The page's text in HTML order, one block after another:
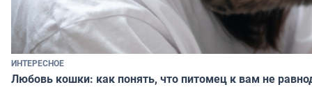
ИНТЕРЕСНОЕ
Любовь кошки: как понять, что питомец к вам не